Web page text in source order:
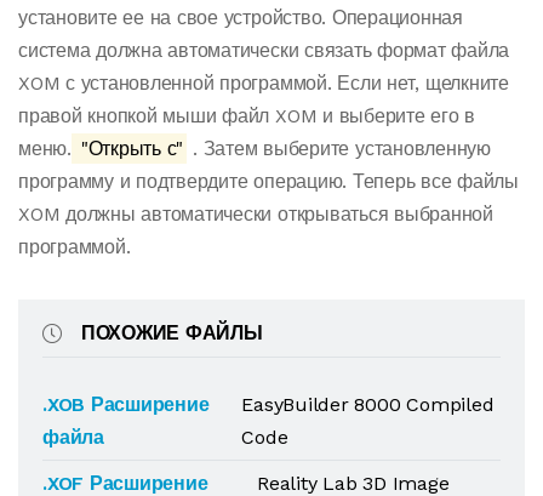
установите ее на свое устройство. Операционная
система должна автоматически связать формат файла
XOM с установленной программой. Если нет, щелкните
правой кнопкой мыши файл XOM и выберите его в
меню. "Открыть с" . Затем выберите установленную
программу и подтвердите операцию. Теперь все файлы
XOM должны автоматически открываться выбранной
программой.
ПОХОЖИЕ ФАЙЛЫ
.XOB Расширение
файла
EasyBuilder 8000 Compiled
Code
.XOF Расширение
Reality Lab 3D Image